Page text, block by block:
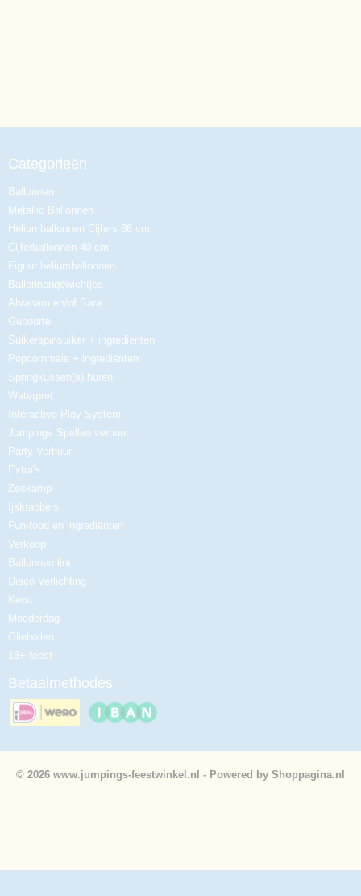
Categorieën
Ballonnen
Metallic Ballonnen
Heliumballonnen Cijfers 86 cm
Cijferballonnen 40 cm
Figuur heliumballonnen
Ballonnengewichtjes
Abraham en/of Sara
Geboorte
Suikerspinsuiker + ingredienten
Popcornmais + ingrediënten
Springkussen(s) huren
Waterpret
Interactive Play System
Jumpings Spellen verhuur
Party-Verhuur
Extra's
Zeskamp
Ijskrabbers
Fun-food en ingrediënten
Verkoop
Ballonnen lint
Disco Verlichting
Kerst
Moederdag
Oliebollen
18+ feest
Betaalmethodes
© 2026 www.jumpings-feestwinkel.nl - Powered by Shoppagina.nl